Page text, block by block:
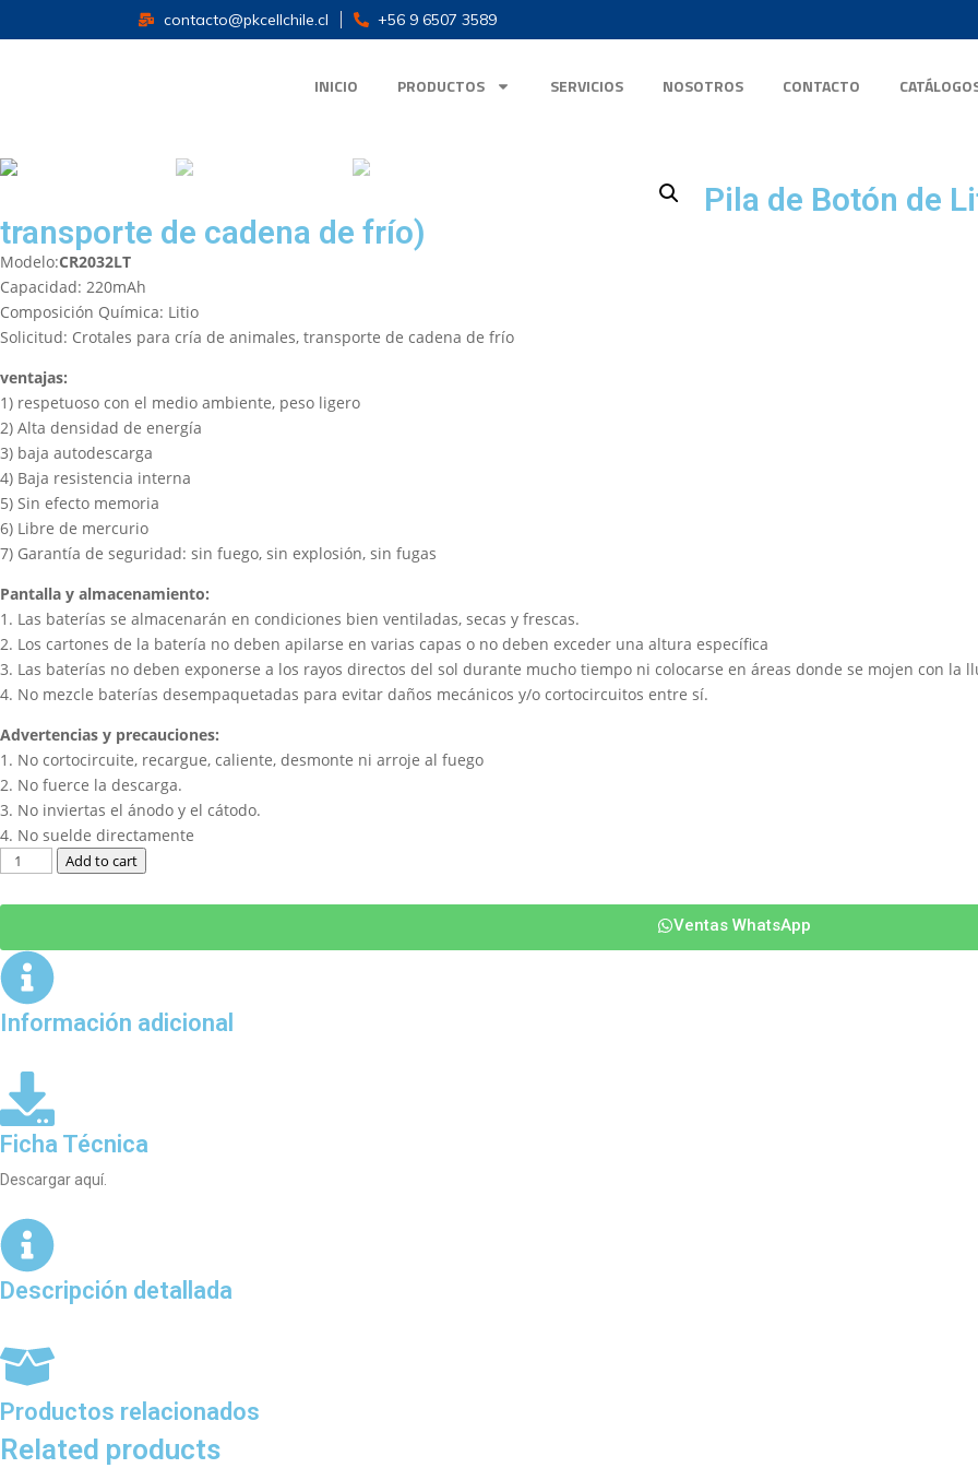
contacto@pkcellchile.cl +56 9 6507 3589
INICIO PRODUCTOS SERVICIOS NOSOTROS CONTACTO
Pila de Botón de
transporte de cadena de frío)
Modelo:CR2032LT
Capacidad: 220mAh
Composición Química: Litio
Solicitud: Crotales para cría de animales, transporte de cadena de frío
ventajas:
1) respetuoso con el medio ambiente, peso ligero
2) Alta densidad de energía
3) baja autodescarga
4) Baja resistencia interna
5) Sin efecto memoria
6) Libre de mercurio
7) Garantía de seguridad: sin fuego, sin explosión, sin fugas
Pantalla y almacenamiento:
1. Las baterías se almacenarán en condiciones bien ventiladas, secas y frescas.
2. Los cartones de la batería no deben apilarse en varias capas o no deben exceder una altura específica
3. Las baterías no deben exponerse a los rayos directos del sol durante mucho tiempo ni colocarse en áreas donde se mojen con la
4. No mezcle baterías desempaquetadas para evitar daños mecánicos y/o cortocircuitos entre sí.
Advertencias y precauciones:
1. No cortocircuite, recargue, caliente, desmonte ni arroje al fuego
2. No fuerce la descarga.
3. No inviertas el ánodo y el cátodo.
4. No suelde directamente
Add to cart
Ventas WhatsApp
Información adicional
Ficha Técnica
Descargar aquí.
Descripción detallada
Productos relacionados
Related products